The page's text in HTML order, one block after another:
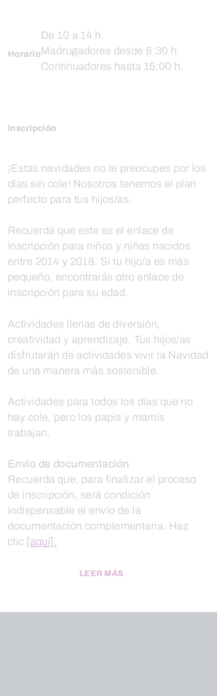
Horario
De 10 a 14 h.
Madrugadores desde 8:30 h.
Continuadores hasta 15:00 h.
Inscripción
¡Estas navidades no te preocupes por los
días sin cole! Nosotros tenemos el plan
perfecto para tus hijos/as.
Recuerda que este es el enlace de
inscripción para niños y niñas nacidos
entre 2014 y 2018. Si tu hijo/a es más
pequeño, encontrarás otro enlace de
inscripción para su edad.
Actividades llenas de diversión,
creatividad y aprendizaje. Tus hijos/as
disfrutarán de actividades vivir la Navidad
de una manera más sostenible.
Actividades para todos los días que no
hay cole, pero los papis y mamis
trabajan.
Envío de documentación
Recuerda que, para finalizar el proceso
de inscripción, será condición
indispensable el envío de la
documentación complementaria. Haz
clic [aquí].
LEER MÁS